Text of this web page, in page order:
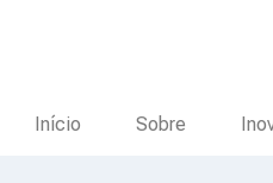
Início Sobre